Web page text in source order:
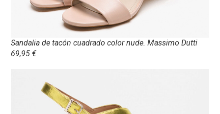
Sandalia de tacón cuadrado color nude. Massimo Dutti
69,95 €